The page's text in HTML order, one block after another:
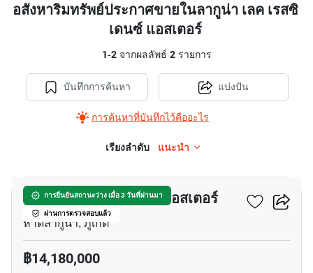
อสังหาริมทรัพย์ประกาศขายในลากูน่า เลค เรสซิ
เดนซ์ แอสเตอร์
1-2จากผลลัพธ์ 2รายการ
บันทึกการค้นหา
การค้นหาที่บันทึกไว้คืออะไร
แบ่งปัน
เรียงลำดับ แนะนำ
การยืนยันสถานะว่าง เมื่อ 3 วันที่ผ่านมา
ผ่านการตรวจสอบแล้ว
ลากูน่า เลค เรสซิเดนซ์ แอสเตอร์
หาดลากูน่า, ภูเก็ต
฿14,180,000